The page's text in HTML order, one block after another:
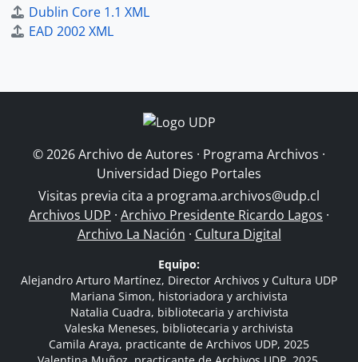
Dublin Core 1.1 XML
EAD 2002 XML
© 2026 Archivo de Autores · Programa Archivos ·
Universidad Diego Portales
Visitas previa cita a programa.archivos@udp.cl
Archivos UDP · Archivo Presidente Ricardo Lagos ·
Archivo La Nación · Cultura Digital
Equipo:
Alejandro Arturo Martínez, Director Archivos y Cultura UDP
Mariana Simon, historiadora y archivista
Natalia Cuadra, bibliotecaria y archivista
Valeska Meneses, bibliotecaria y archivista
Camila Araya, practicante de Archivos UDP, 2025